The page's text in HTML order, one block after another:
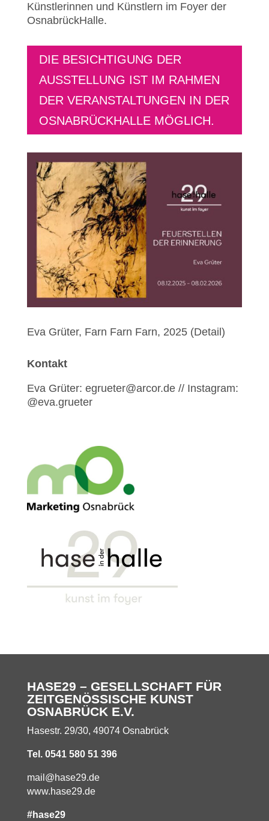
Künstlerinnen und Künstlern im Foyer der
OsnabrückHalle.
DIE BESICHTIGUNG DER
AUSSTELLUNG IST IM RAHMEN
DER VERANSTALTUNGEN IN DER
OSNABRÜCKHALLE MÖGLICH.
Eva Grüter, Farn Farn Farn, 2025 (Detail)
Kontakt
Eva Grüter: egrueter@arcor.de // Instagram:
@eva.grueter
HASE29 – GESELLSCHAFT FÜR
ZEITGENÖSSISCHE KUNST
OSNABRÜCK E.V.
Hasestr. 29/30, 49074 Osnabrück
Tel. 0541 580 51 396
mail@hase29.de
www.hase29.de
#hase29